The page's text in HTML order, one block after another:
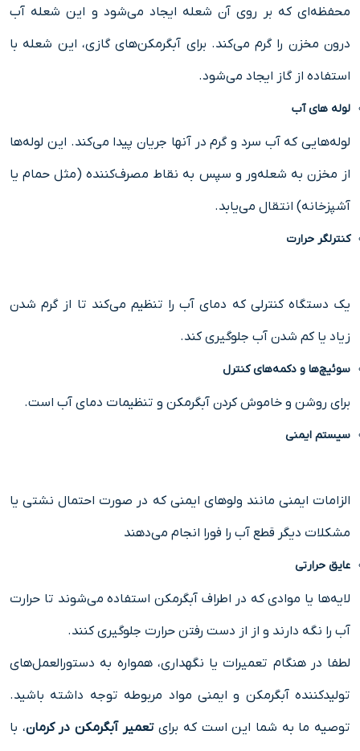
محفظه‌ای که بر روی آن شعله ایجاد می‌شود و این شعله آب
درون مخزن را گرم می‌کند. برای آبگرمکن‌های گازی، این شعله با
استفاده از گاز ایجاد می‌شود.
لوله های آب
لوله‌هایی که آب سرد و گرم در آنها جریان پیدا می‌کند. این لوله‌ها
از مخزن به شعله‌ور و سپس به نقاط مصرف‌کننده (مثل حمام یا
آشپزخانه) انتقال می‌یابد.
کنترلگر حرارت
یک دستگاه کنترلی که دمای آب را تنظیم می‌کند تا از گرم شدن
زیاد یا کم شدن آب جلوگیری کند.
سوئیچ‌ها و دکمه‌های کنترل
برای روشن و خاموش کردن آبگرمکن و تنظیمات دمای آب است.
سیستم ایمنی
الزامات ایمنی مانند ولوهای ایمنی که در صورت احتمال نشتی یا
مشکلات دیگر قطع آب را فورا انجام می‌دهند
عایق حرارتی
لایه‌ها یا موادی که در اطراف آبگرمکن استفاده می‌شوند تا حرارت
آب را نگه دارند و از از دست رفتن حرارت جلوگیری کنند.
لطفا در هنگام تعمیرات یا نگهداری، همواره به دستورالعمل‌های
تولیدکننده آبگرمکن و ایمنی مواد مربوطه توجه داشته باشید.
توصیه ما به شما این است که برایتعمیر آبگرمکن در کرمان، با